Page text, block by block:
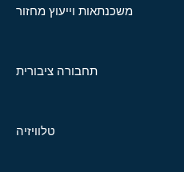
משכנתאות וייעוץ מחזור
תחבורה ציבורית
טלוויזיה